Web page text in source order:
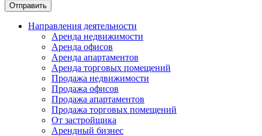
Отправить
Направления деятельности
Аренда недвижимости
Аренда офисов
Аренда апартаментов
Аренда торговых помещений
Продажа недвижимости
Продажа офисов
Продажа апартаментов
Продажа торговых помещений
От застройщика
Арендный бизнес